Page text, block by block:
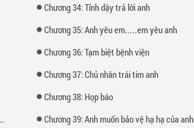
Chương 34: Tỉnh dậy trả lời anh
Chương 35: Anh yêu em.....em yêu anh
Chương 36: Tạm biệt bệnh viện
Chương 37: Chủ nhân trái tim anh
Chương 38: Họp báo
Chương 39: Anh muốn bảo vệ hạ hạ của anh